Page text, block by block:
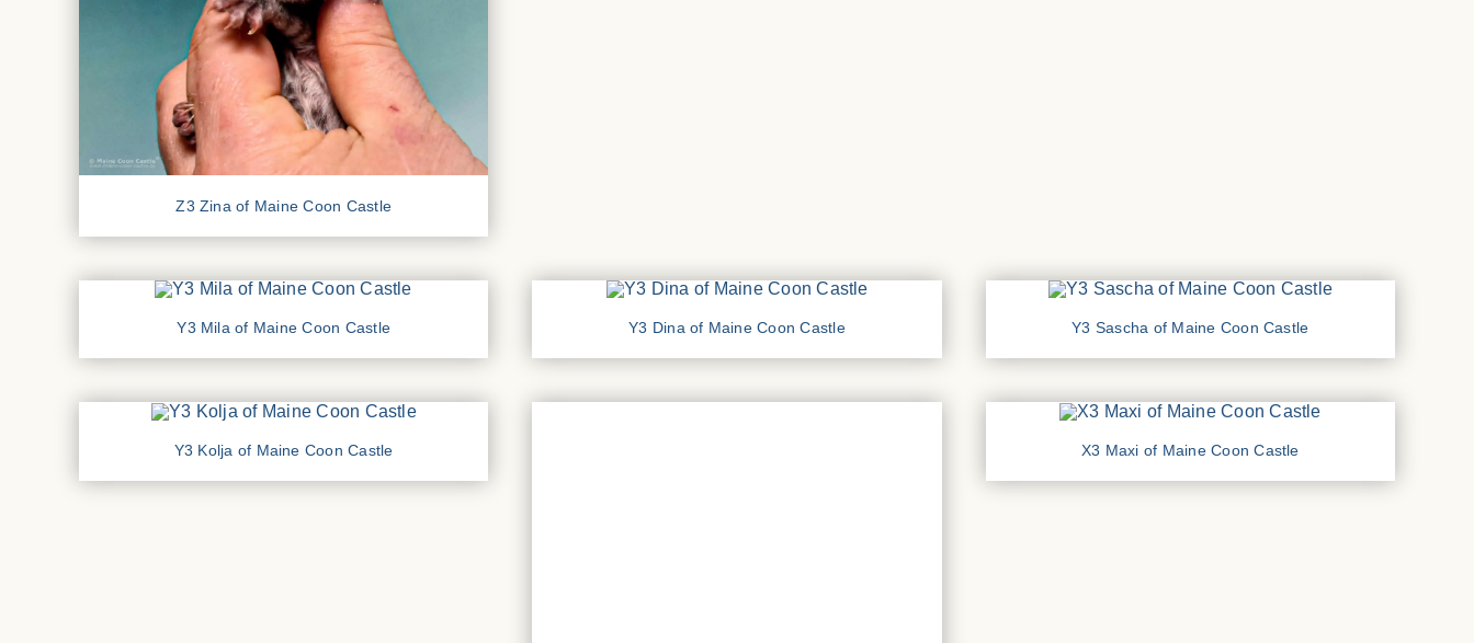
Z3 Zina of Maine Coon Castle
Y3 Mila of Maine Coon Castle Y3 Dina of Maine Coon Castle Y3 Sascha of Maine Coon Castle
Y3 Kolja of Maine Coon Castle X3 Maxi of Maine Coon Castle